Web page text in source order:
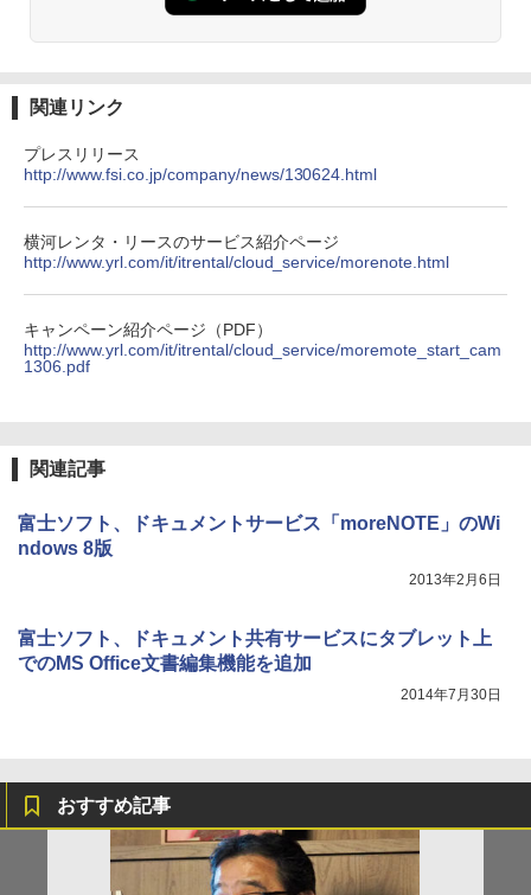
関連リンク
プレスリリース
http://www.fsi.co.jp/company/news/130624.html
横河レンタ・リースのサービス紹介ページ
http://www.yrl.com/it/itrental/cloud_service/morenote.html
キャンペーン紹介ページ（PDF）
http://www.yrl.com/it/itrental/cloud_service/moremote_start_cam
1306.pdf
関連記事
富士ソフト、ドキュメントサービス「moreNOTE」のWi
ndows 8版
2013年2月6日
富士ソフト、ドキュメント共有サービスにタブレット上
でのMS Office文書編集機能を追加
2014年7月30日
おすすめ記事